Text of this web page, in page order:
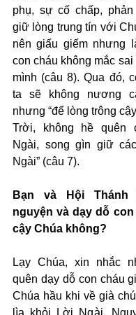
phụ, sự cố chấp, phản
giữ lòng trung tín với
nên giấu giếm nhưng
con cháu không mắc
mình (câu 8). Qua đó,
ta sẽ không nương
nhưng “để lòng trông
Trời, không hề quên
Ngài, song gìn giữ
Ngài” (câu 7).
Bạn và Hội
nguyện và dạy dỗ
cậy Chúa không?
Lạy Chúa, xin nhắc
quên dạy dỗ con cháu
Chúa hầu khi về già
lìa khỏi Lời Ngài.